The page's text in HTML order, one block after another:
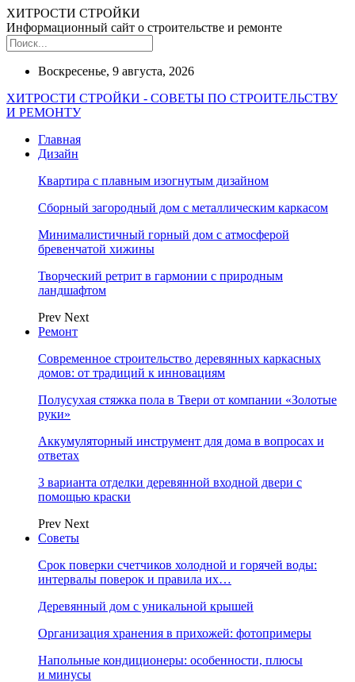
ХИТРОСТИ СТРОЙКИ
Информационный сайт о строительстве и ремонте
Воскресенье, 9 августа, 2026
ХИТРОСТИ СТРОЙКИ - СОВЕТЫ ПО СТРОИТЕЛЬСТВУ
И РЕМОНТУ
Главная
Дизайн
Квартира с плавным изогнутым дизайном
Сборный загородный дом с металлическим каркасом
Минималистичный горный дом с атмосферой
бревенчатой хижины
Творческий ретрит в гармонии с природным
ландшафтом
Prev Next
Ремонт
Современное строительство деревянных каркасных
домов: от традиций к инновациям
Полусухая стяжка пола в Твери от компании «Золотые
руки»
Аккумуляторный инструмент для дома в вопросах и
ответах
3 варианта отделки деревянной входной двери с
помощью краски
Prev Next
Советы
Срок поверки счетчиков холодной и горячей воды:
интервалы поверок и правила их…
Деревянный дом с уникальной крышей
Организация хранения в прихожей: фотопримеры
Напольные кондиционеры: особенности, плюсы
и минусы